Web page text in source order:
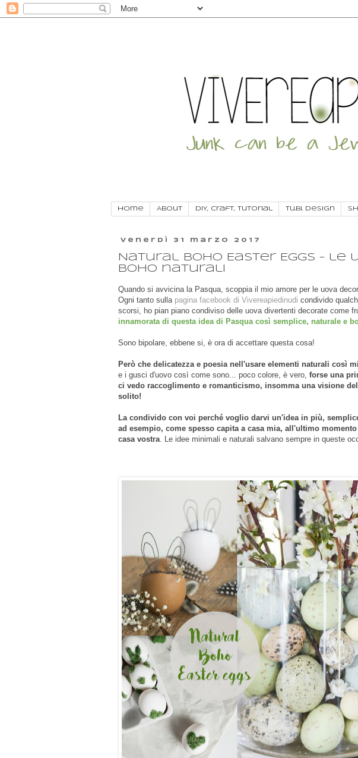
Home About DIY, craft, tutorial Tu.Bi. Design
venerdì 31 marzo 2017
Natural boho Easter Eggs - le
boho naturali
Quando si avvicina la Pasqua, scoppia il mio amore per le uova
Ogni tanto sulla pagina facebook di Vivereapiedinudi condivido
scorsi, ho pian piano condiviso delle uova divertenti decorate come
innamorata di questa idea di Pasqua così semplice, naturale e
Sono bipolare, ebbene si, è ora di accettare questa cosa!
Però che delicatezza e poesia nell'usare elementi naturali così
e i gusci d'uovo così come sono... poco colore, è vero, forse una
ci vedo raccoglimento e romanticismo, insomma una visione
solito!
La condivido con voi perché voglio darvi un'idea in più,
ad esempio, come spesso capita a casa mia, all'ultimo
casa vostra . Le idee minimali e naturali salvano sempre in queste